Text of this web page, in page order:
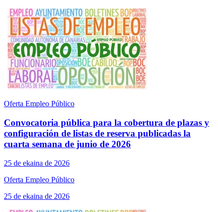
Oferta Empleo Público
Convocatoria pública para la cobertura de plazas y
configuración de listas de reserva publicadas la
cuarta semana de junio de 2026
25 de ekaina de 2026
Oferta Empleo Público
25 de ekaina de 2026